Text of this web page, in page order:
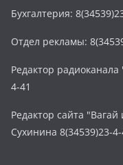
Бухгалтерия:
Отдел рекламы:
Редактор
4-41
Редактор сайта
Сухинина 8(34539)23-4-